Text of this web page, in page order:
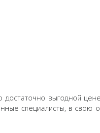
достаточно выгодной
специалисты, в свою